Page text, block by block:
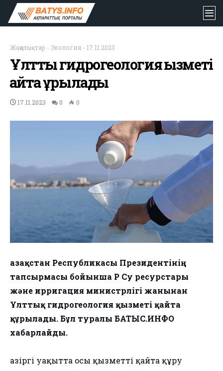
Жаңалықтар - Экология - 17.11.2023
Ұлттық гидрогеология қызметі
қайта құрылады
17.11.2023 0 0
Қазақстан Республикасы Президентінің
тапсырмасы бойынша ҚР Су ресурстары
және ирригация министрлігі жанынан
Ұлттық гидрогеология қызметі қайта
құрылады. Бұл туралы БАТЫС.ИНФО
хабарлайды.
Қазіргі уақытта осы қызметті қайта құру